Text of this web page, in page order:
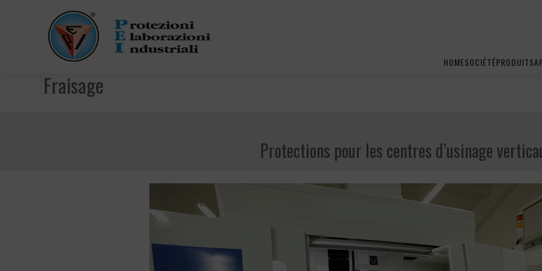
HOMESOCIÉTÉPRODUITS
Fraisage
Protections pour les centres d’usinage